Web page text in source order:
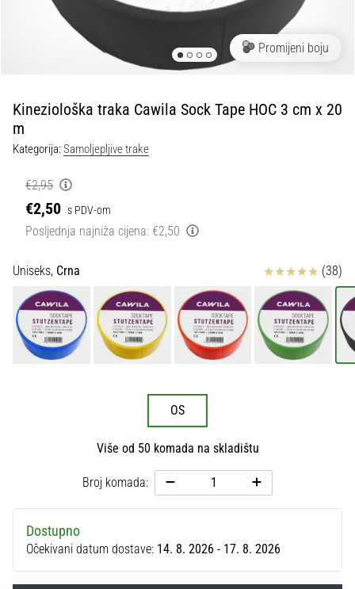
•
1 min. čitanja
Play
for
More
Victories
Pripremi
se
za
ženski
EURO
2025
PUMA.
Budi
dio
svake
utakmice,
Promijeni boju
Kineziološka traka Cawila Sock Tape HOC 3 cm x 20
m
Kategorija:Samoljepljive trake
€2,95
€2,50 s PDV-om
Posljednja najniža cijena: €2,50
Uniseks, Crna Ocjena proizvoda
(38)
OS
Više od 50 komada na skladištu
Broj komada:
Dostupno
Očekivani datum dostave: 14. 8. 2026 - 17. 8. 2026